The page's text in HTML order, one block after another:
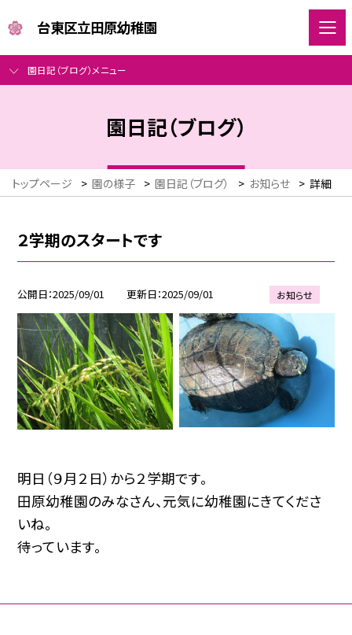
台東区立田原幼稚園
園日記（ブログ）メニュー
園日記（ブログ）
トップページ > 園の様子 > 園日記（ブログ） > お知らせ > 詳細
２学期のスタートです
公開日 2025/09/01 更新日 2025/09/01 お知らせ
明日（９月２日）から２学期です。
田原幼稚園のみなさん、元気に幼稚園にきてくださ
いね。
待っています。